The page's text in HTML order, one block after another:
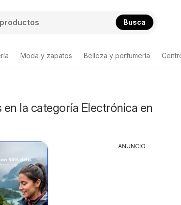
Busca
Moda y zapatos Belleza y perfumería
la categoría Electrónica en
ANUNCIO